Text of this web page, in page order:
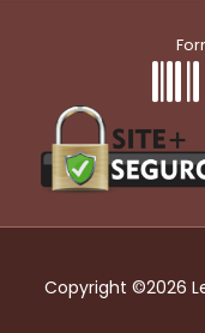
Copyright ©2026